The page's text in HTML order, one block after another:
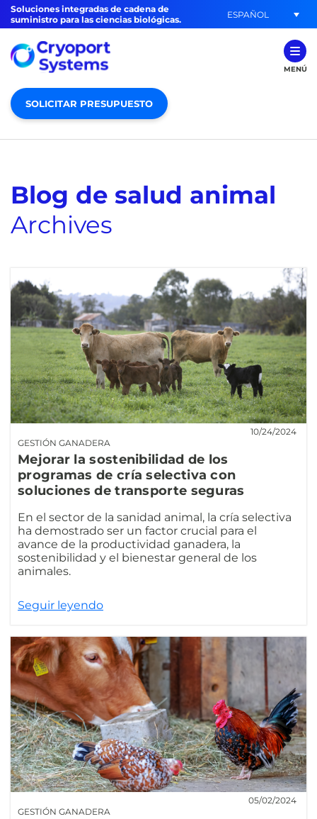
Soluciones integradas de cadena de
suministro para las ciencias biológicas.
ESPAÑOL
MENÚ
SOLICITAR PRESUPUESTO
Blog de salud animal
Archives
GESTIÓN GANADERA
10/24/2024
Mejorar la sostenibilidad de los
programas de cría selectiva con
soluciones de transporte seguras
En el sector de la sanidad animal, la cría selectiva
ha demostrado ser un factor crucial para el
avance de la productividad ganadera, la
sostenibilidad y el bienestar general de los
animales.
Seguir leyendo
GESTIÓN GANADERA
05/02/2024